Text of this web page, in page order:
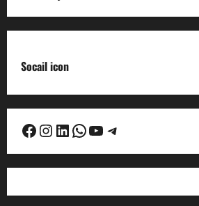
Socail icon
Facebook
Instagram
LinkedIn
WhatsApp
YouTube
Telegram